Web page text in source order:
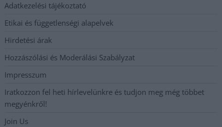
Adatkezelési tájékoztató
Etikai és függetlenségi alapelvek
Hirdetési árak
Hozzászólási és Moderálási Szabályzat
Impresszum
Iratkozzon fel heti hírlevelünkre és tudjon meg még többet
megyénkről!
Join Us